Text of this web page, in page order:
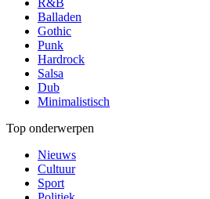
R&B
Balladen
Gothic
Punk
Hardrock
Salsa
Dub
Minimalistisch
Top onderwerpen
Nieuws
Cultuur
Sport